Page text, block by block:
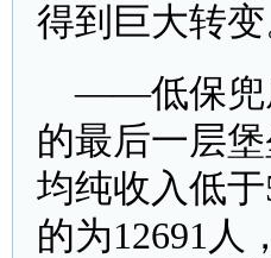
得到巨大转变
——低保兜
的最后一层
均纯收入低
的为12691人